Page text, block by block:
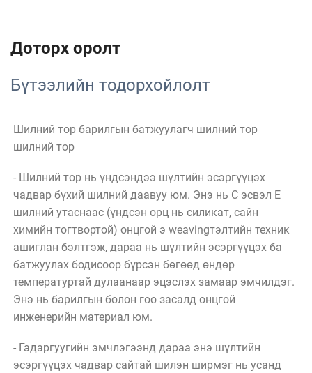
Доторх оролт
Бүтээлийн тодорхойлолт
Шилний тор барилгын батжуулагч шилний тор
шилний тор
- Шилний тор нь үндсэндээ шүлтийн эсэргүүцэх
чадвар бүхий шилний даавуу юм. Энэ нь C эсвэл E
шилний утаснаас (үндсэн орц нь силикат, сайн
химийн тогтвортой) онцгой э weavingтэлтийн техник
ашиглан бэлтгэж, дараа нь шүлтийн эсэргүүцэх ба
батжуулах бодисоор бүрсэн бөгөөд өндөр
температуртай дулаанаар эцэслэх замаар эмчилдэг.
Энэ нь барилгын болон гоо засалд онцгой
инженерийн материал юм.
- Гадаргуугийн эмчлэгээнд дараа энэ шүлтийн
эсэргүүцэх чадвар сайтай шилэн ширмэг нь усанд